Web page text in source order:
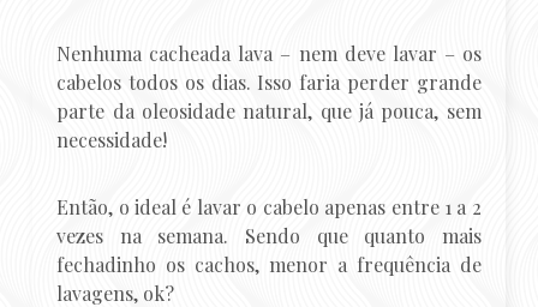
Nenhuma cacheada lava – nem deve lavar – os
cabelos todos os dias. Isso faria perder grande
parte da oleosidade natural, que já pouca, sem
necessidade!
Então, o ideal é lavar o cabelo apenas entre 1 a 2
vezes na semana. Sendo que quanto mais
fechadinho os cachos, menor a frequência de
lavagens, ok?